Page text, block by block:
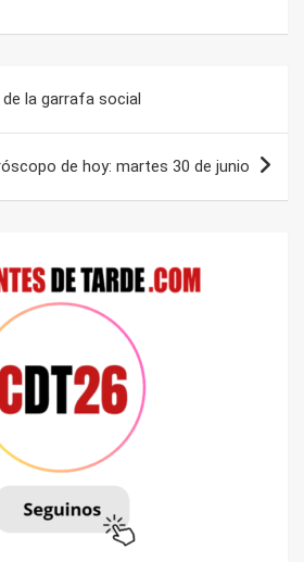
la garrafa social
de hoy: martes 30 de junio